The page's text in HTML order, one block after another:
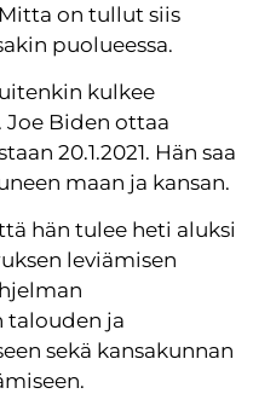
on tullut siis
puolueessa.
kulkee
Biden ottaa
20.1.2021. Hän saa
maan ja kansan.
hän tulee heti aluksi
leviämisen
talouden ja
sekä kansakunnan